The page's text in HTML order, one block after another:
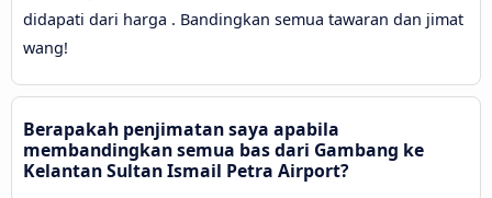
didapati dari harga . Bandingkan semua tawaran dan jimat
wang!
Berapakah penjimatan saya apabila
membandingkan semua bas dari Gambang ke
Kelantan Sultan Ismail Petra Airport?